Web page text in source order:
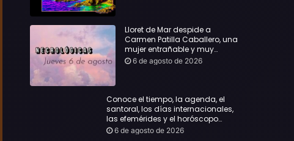
Lloret de Mar despide a
Carmen Patilla Caballero, una
mujer entrañable y muy
querida
6 de agosto de 2026
Conoce el tiempo, la agenda, el
santoral, los días internacionales,
las efemérides y el horóscopo…
6 de agosto de 2026